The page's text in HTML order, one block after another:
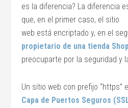
es la diferencia? La diferencia
que, en el primer caso, el sitio
web está encriptado y, en el
propietario de una tienda
preocuparte por la seguridad y
Un sitio web con prefijo “https”
Capa de Puertos Seguros